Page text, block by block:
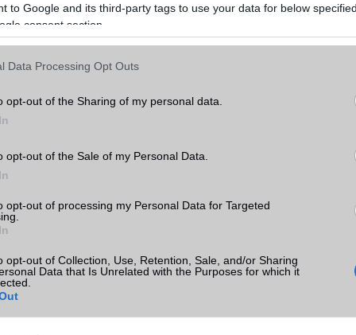
to Google and its third-party tags to use your data for below
consent section.
Data Processing Opt Outs
opt-out of the Sharing of my personal data.
opt-out of the Sale of my Personal Data.
opt-out of processing my Personal Data for Targeted
opt-out of Collection, Use, Retention, Sale, and/or Sharing
Data that Is Unrelated with the Purposes for which it
az lesz az alap szint (kvázi riasztási szint), és annak elérésekor fog jelzést küldeni feléd,
hogy ekkor nem teszed töltőre, hanem leteszed egy olyan helyre, ahol nem zavar a
2x megcsinálod, majd hosszan töltöd egyszer. Ekkor az aksid kapott egy újra kalibráláshoz
jól fog szerepelni.
aksi android apple
gps gyorsan merülő akkumulátor hibrid ios iphone
microsoft mobilinternet mobiltelefon navigáció nikkel okostelefon
processzor
wifi windows phone